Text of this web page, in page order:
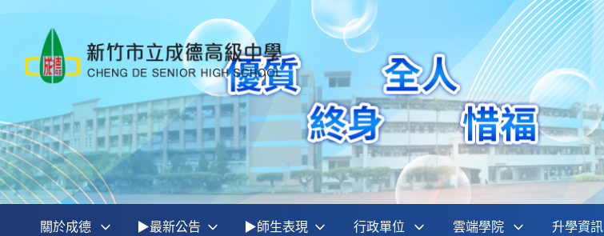
關於成德 ▶最新公告 ▶師生表現 行政單位 雲端學院 升學資訊